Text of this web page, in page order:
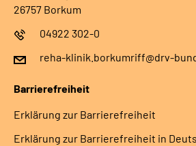
26757 Borkum
04922 302-0
reha-klinik.borkumriff@drv-
Barrierefreiheit
Erklärung zur Barrierefreiheit
Erklärung zur Barrierefreiheit in